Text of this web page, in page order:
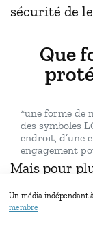
sécurité de
Que
*une forme de
des symboles
endroit, d’une
engagement
Mais pour
serait
personnes
Un média indépendant
membre